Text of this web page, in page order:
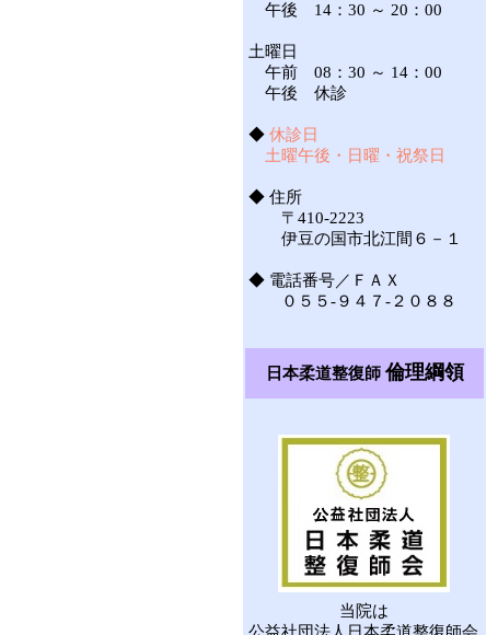
午後 14：30 ～ 20：00
土曜日
午前 08：30 ～ 14：00
午後 休診
◆ 休診日
土曜午後・日曜・祝祭日
◆ 住所
〒410-2223
伊豆の国市北江間６－１
◆ 電話番号／ＦＡＸ
０５５-９４７-２０８８
日本柔道整復師倫理綱領
当院は